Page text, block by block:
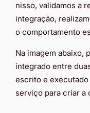
nisso, validamos a
integração,
o comportamento
Na imagem abaixo,
integrado entre
escrito e executado
serviço para criar a